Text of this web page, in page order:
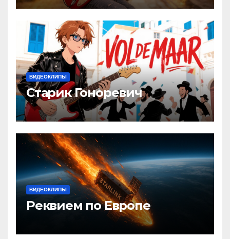
ВИДЕОКЛИПЫ
Старик Гоноревич
ВИДЕОКЛИПЫ
Реквием по Европе